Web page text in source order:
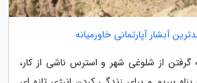
آبشار آپارتمانی خاورمیانه
گرفتن از شلوغی شهر و استرس ناشی از کار،